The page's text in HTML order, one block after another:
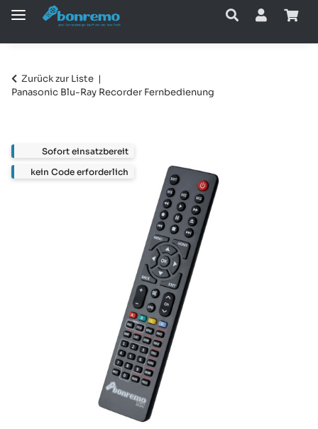
Zurück zur Liste
Panasonic Blu-Ray Recorder Fernbedienung